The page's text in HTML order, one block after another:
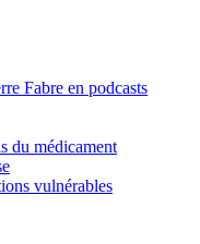
Fabre en podcasts
du médicament
vulnérables